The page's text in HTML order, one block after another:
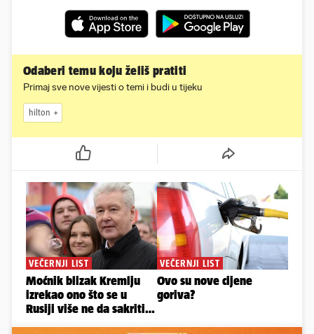
Odaberi temu koju želiš pratiti
Primaj sve nove vijesti o temi i budi u tijeku
hilton